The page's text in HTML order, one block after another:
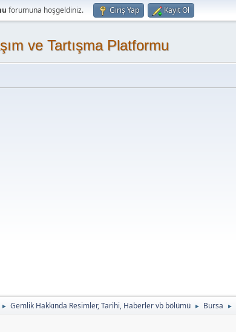
forumuna hoşgeldiniz. Giriş Yap Kayıt Ol
ve Tartışma Platformu
► Gemlik Hakkında Resimler, Tarihi, Haberler vb bölümü ► Bursa ►